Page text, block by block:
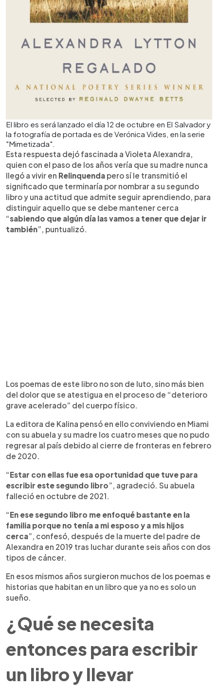
El libro es será lanzado el día 12 de octubre en El Salvador y
la fotografía de portada es de Verónica Vides, en la serie
"Mimetizada".
Esta respuesta dejó fascinada a Violeta Alexandra,
quien con el paso de los años vería que su madre nunca
llegó a vivir en Relinquenda pero sí le transmitió el
significado que terminaría por nombrar a su segundo
libro y una actitud que admite seguir aprendiendo, para
distinguir aquello que se debe mantener cerca
“sabiendo que algún día las vamos a tener que dejar ir
también”, puntualizó.
Los poemas de este libro no son de luto, sino más bien
del dolor que se atestigua en el proceso de “deterioro
grave acelerado” del cuerpo físico.
La editora de Kalina pensó en ello conviviendo en Miami
con su abuela y su madre los cuatro meses que no pudo
regresar al país debido al cierre de fronteras en febrero
de 2020.
“Estar con ellas fue esa oportunidad que tuve para
escribir este segundo libro”, agradeció. Su abuela
falleció en octubre de 2021.
“En ese segundo libro me enfoqué bastante en la
familia porque no tenía a mi esposo y a mis hijos
cerca”, confesó, después de la muerte del padre de
Alexandra en 2019 tras luchar durante seis años con dos
tipos de cáncer.
En esos mismos años surgieron muchos de los poemas e
historias que habitan en un libro que ya no es solo un
sueño.
¿Qué se necesita
entonces para escribir
un libro y llevar